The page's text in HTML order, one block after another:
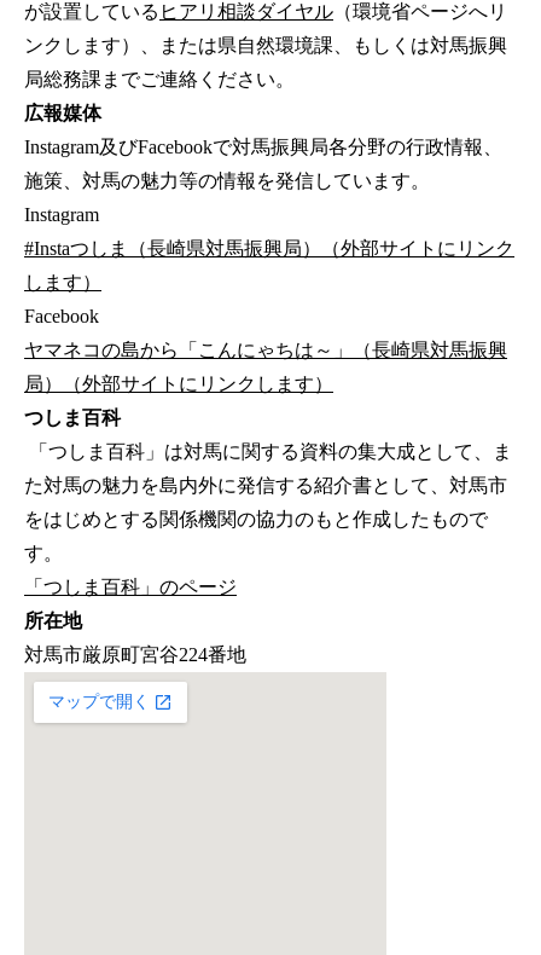
が設置している ヒアリ相談ダイヤル （環境省ページへリ
ンクします）、または県自然環境課、もしくは対馬振興
局総務課までご連絡ください。
広報媒体
Instagram及びFacebookで対馬振興局各分野の行政情報、
施策、対馬の魅力等の情報を発信しています。
Instagram
#Instaつしま（長崎県対馬振興局）（外部サイトにリンク
します）
Facebook
ヤマネコの島から「こんにゃちは～」（長崎県対馬振興
局）（外部サイトにリンクします）
つしま百科
「つしま百科」は対馬に関する資料の集大成として、ま
た対馬の魅力を島内外に発信する紹介書として、対馬市
をはじめとする関係機関の協力のもと作成したもので
す。
「つしま百科」のページ
所在地
対馬市厳原町宮谷224番地